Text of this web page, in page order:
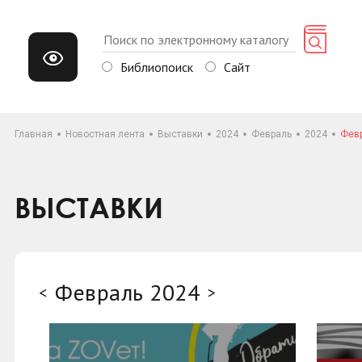
Библиопоиск Сайт
Главная Новостная лента Выставки 2024 Февраль 2024
ВЫСТАВКИ
< Февраль 2024 >